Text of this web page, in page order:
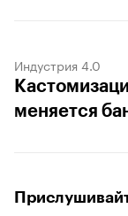
Индустрия 4.0
меняется